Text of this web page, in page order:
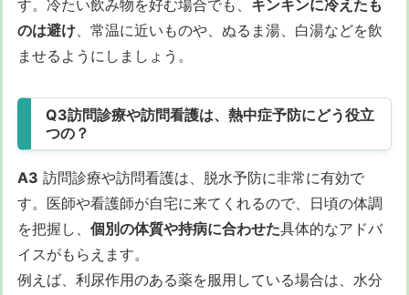
す。冷たい飲み物を好む場合でも、 キンキンに冷えたも
のは避け、常温に近いものや、ぬるま湯、白湯などを飲
ませるようにしましょう。
Q3訪問診療や訪問看護は、熱中症予防にどう役立
つの？
A3 訪問診療や訪問看護は、脱水予防に非常に有効で
す。医師や看護師が自宅に来てくれるので、日頃の体調
を把握し、 個別の体質や持病に合わせた具体的なアドバ
イスがもらえます。
例えば、利尿作用のある薬を服用している場合は、水分